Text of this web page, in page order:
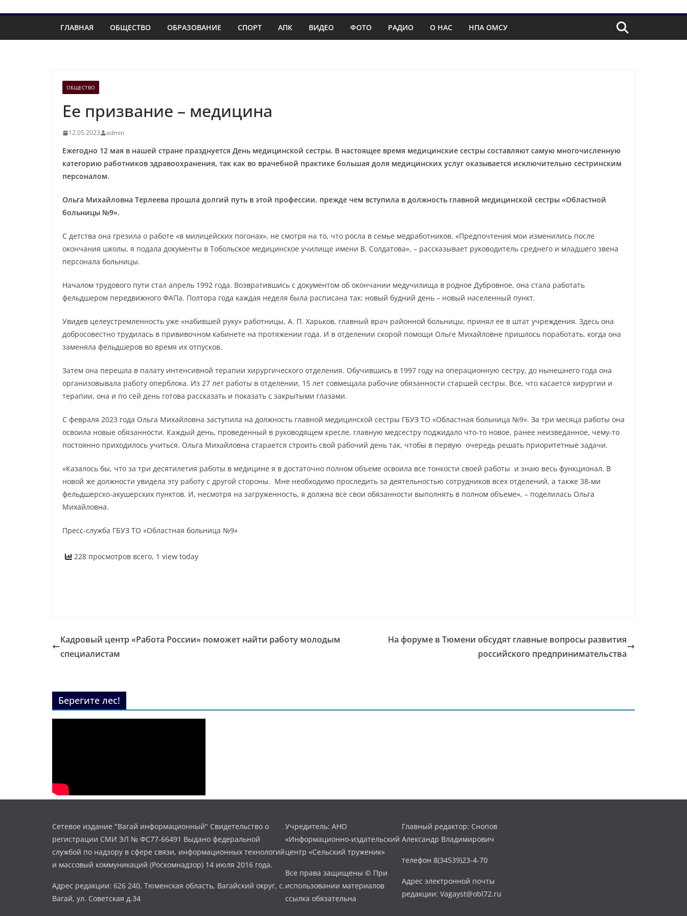
ГЛАВНАЯ ОБЩЕСТВО ОБРАЗОВАНИЕ СПОРТ АПК ВИДЕО ФОТО РАДИО О НАС НПА ОМСУ
ОБЩЕСТВО
Ее призвание – медицина
12.05.2023 admin
Ежегодно 12 мая в нашей стране празднуется День медицинской сестры. В настоящее время медицинские сестры составляют самую многочисленную
категорию работников здравоохранения, так как во врачебной практике большая доля медицинских услуг оказывается исключительно сестринским
персоналом.
Ольга Михайловна Терлеева прошла долгий путь в этой профессии, прежде чем вступила в должность главной медицинской сестры «Областной
больницы №9».
С детства она грезила о работе «в милицейских погонах», не смотря на то, что росла в семье медработников. «Предпочтения мои изменились после
окончания школы, я подала документы в Тобольское медицинское училище имени В. Солдатова», – рассказывает руководитель среднего и младшего звена
персонала больницы.
Началом трудового пути стал апрель 1992 года. Возвратившись с документом об окончании медучилища в родное Дубровное, она стала работать
фельдшером передвижного ФАПа. Полтора года каждая неделя была расписана так: новый будний день – новый населенный пункт.
Увидев целеустремленность уже «набившей руку» работницы, А. П. Харьков, главный врач районной больницы, принял ее в штат учреждения. Здесь она
добросовестно трудилась в прививочном кабинете на протяжении года. И в отделении скорой помощи Ольге Михайловне пришлось поработать, когда она
заменяла фельдшеров во время их отпусков.
Затем она перешла в палату интенсивной терапии хирургического отделения. Обучившись в 1997 году на операционную сестру, до нынешнего года она
организовывала работу оперблока. Из 27 лет работы в отделении, 15 лет совмещала рабочие обязанности старшей сестры. Все, что касается хирургии и
терапии, она и по сей день готова рассказать и показать с закрытыми глазами.
С февраля 2023 года Ольга Михайловна заступила на должность главной медицинской сестры ГБУЗ ТО «Областная больница №9». За три месяца работы она
освоила новые обязанности. Каждый день, проведенный в руководящем кресле, главную медсестру поджидало что-то новое, ранее неизведанное, чему-то
постоянно приходилось учиться. Ольга Михайловна старается строить свой рабочий день так, чтобы в первую очередь решать приоритетные задачи.
«Казалось бы, что за три десятилетия работы в медицине я в достаточно полном объеме освоила все тонкости своей работы и знаю весь функционал. В
новой же должности увидела эту работу с другой стороны. Мне необходимо проследить за деятельностью сотрудников всех отделений, а также 38-ми
фельдшерско-акушерских пунктов. И, несмотря на загруженность, я должна все свои обязанности выполнять в полном объеме», – поделилась Ольга
Михайловна.
Пресс-служба ГБУЗ ТО «Областная больница №9»
228 просмотров всего, 1 view today
Кадровый центр «Работа России» поможет найти работу молодым
специалистам
На форуме в Тюмени обсудят главные вопросы развития
российского предпринимательства
Берегите лес!
Сетевое издание "Вагай информационный" Свидетельство о
регистрации СМИ ЭЛ № ФС77-66491 Выдано федеральной
службой по надзору в сфере связи, информационных технологий
и массовый коммуникаций (Роскомнадзор) 14 июля 2016 года.
Адрес редакции: 626 240, Тюменская область, Вагайский округ, с.
Вагай, ул. Советская д.34
Учредитель: АНО
«Информационно-издательский
центр «Сельский труженик»
Все права защищены © При
использовании материалов
ссылка обязательна
Главный редактор: Снопов
Александр Владимирович
телефон 8(34539)23-4-70
Адрес электронной почты
редакции: Vagayst@obl72.ru